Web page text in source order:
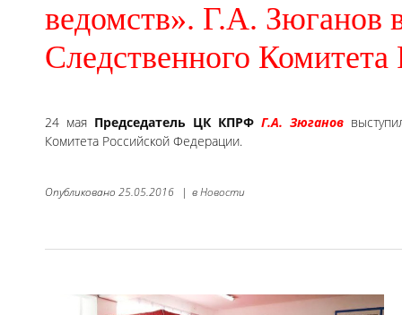
ведомств». Г.А. Зюганов
Следственного
24 мая Председатель ЦК КПРФ Г.А. Зюганов
Комитета Российской Федерации.
Опубликовано 25.05.2016 | вНовости